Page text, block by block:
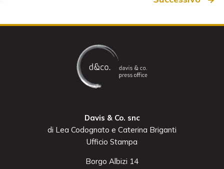
Davis & Co. snc
di Lea Codognato e Caterina Briganti
Ufficio Stampa
Borgo Albizi 14